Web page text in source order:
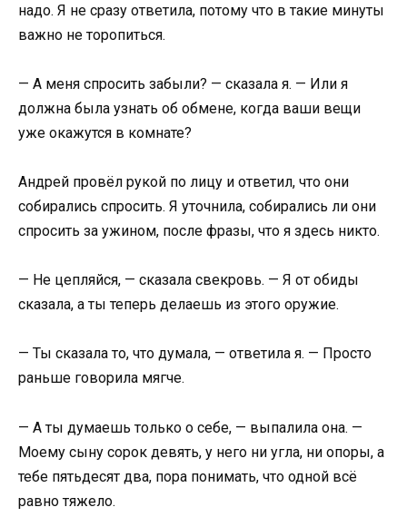
надо. Я не сразу ответила, потому что в такие минуты
важно не торопиться.
— А меня спросить забыли? — сказала я. — Или я
должна была узнать об обмене, когда ваши вещи
уже окажутся в комнате?
Андрей провёл рукой по лицу и ответил, что они
собирались спросить. Я уточнила, собирались ли они
спросить за ужином, после фразы, что я здесь никто.
— Не цепляйся, — сказала свекровь. — Я от обиды
сказала, а ты теперь делаешь из этого оружие.
— Ты сказала то, что думала, — ответила я. — Просто
раньше говорила мягче.
— А ты думаешь только о себе, — выпалила она. —
Моему сыну сорок девять, у него ни угла, ни опоры, а
тебе пятьдесят два, пора понимать, что одной всё
равно тяжело.